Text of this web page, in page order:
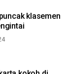
klasemen